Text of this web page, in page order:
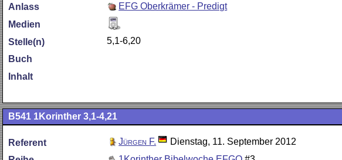
Anlass
EFG Oberkrämer - Predigt
Medien
Stelle(n)
5,1-6,20
Buch
Inhalt
B541 1Korinther 3,1-4,21
Referent Jürgen F.
Dienstag, 11. September 2012